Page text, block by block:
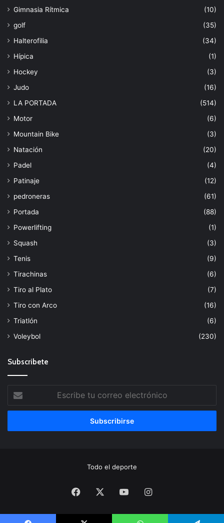
Gimnasia Rítmica
(10)
golf
(35)
Halterofilia
(34)
Hípica
(1)
Hockey
(3)
Judo
(16)
LA PORTADA
(514)
Motor
(6)
Mountain Bike
(3)
Natación
(20)
Padel
(4)
Patinaje
(12)
pedroneras
(61)
Portada
(88)
Powerlifting
(1)
Squash
(3)
Tenis
(9)
Tirachinas
(6)
Tiro al Plato
(7)
Tiro con Arco
(16)
Triatlón
(6)
Voleybol
(230)
Subscribete
tu
correo
Todo el deporte
Facebook YouTubeInstagram